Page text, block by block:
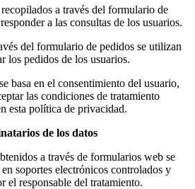
a través del formulario de
a las consultas de los usuarios.
del formulario de pedidos se utilizan
los pedidos de los usuarios.
basa en el consentimiento del usuario,
las condiciones de tratamiento
esta política de privacidad.
de los datos
a través de formularios web se
soportes electrónicos controlados y
el responsable del tratamiento.